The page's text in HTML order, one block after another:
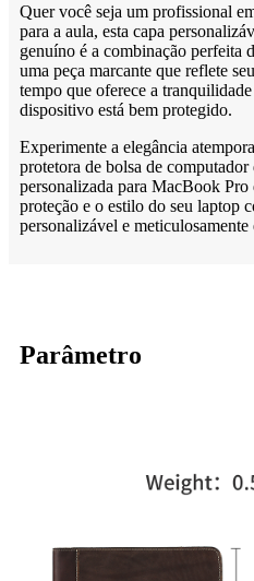
Quer você seja um profissional
para a aula, esta capa
genuíno é a combinação perfeita
uma peça marcante que reflete
tempo que oferece a
dispositivo está bem protegido.
Experimente a elegância
protetora de bolsa de
personalizada para MacBook Pro
proteção e o estilo do seu laptop
personalizável e meticulosamente
Parâmetro